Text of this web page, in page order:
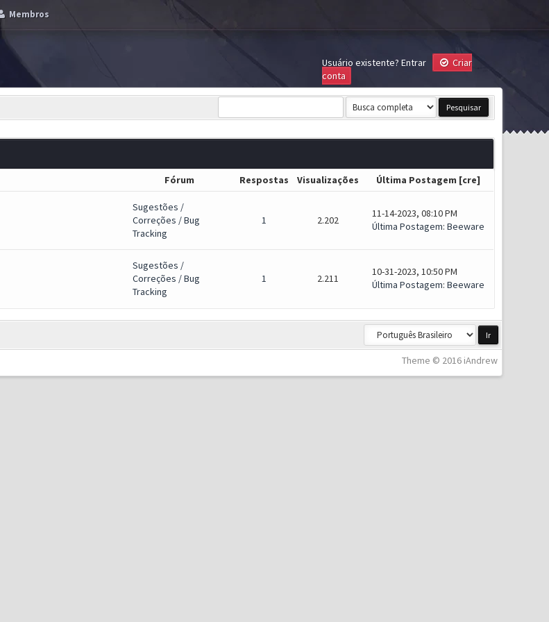
Membros
Usuário existente? Entrar
Criar
conta
Fórum Respostas Visualizações Última Postagem [cre]
Sugestões /
Correções / Bug
Tracking
1 2.202
11-14-2023, 08:10 PM
Última Postagem: Beeware
Sugestões /
Correções / Bug
Tracking
1 2.211
10-31-2023, 10:50 PM
Última Postagem: Beeware
Theme © 2016 iAndrew